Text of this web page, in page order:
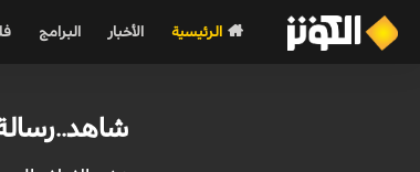
الرئيسية الأخبار البرامج